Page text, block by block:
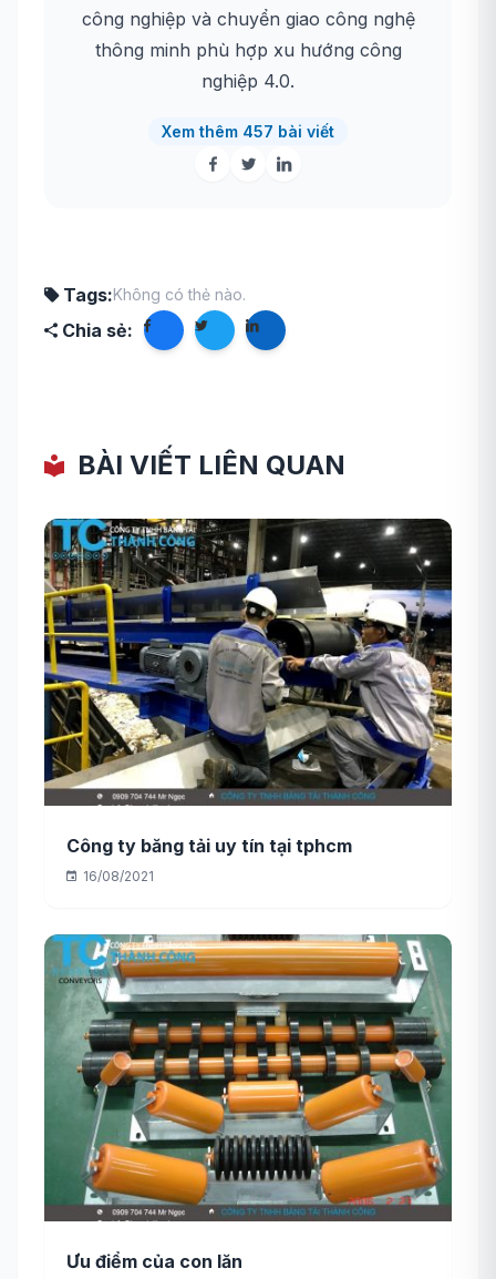
công nghiệp và chuyển giao công nghệ
thông minh phù hợp xu hướng công
nghiệp 4.0.
Xem thêm 457 bài viết
Tags:Không có thẻ nào.
Chia sẻ:
BÀI VIẾT LIÊN QUAN
Công ty băng tải uy tín tại tphcm
16/08/2021
Ưu điểm của con lăn